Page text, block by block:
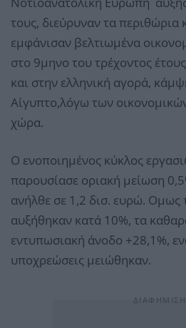
τους, διεύρυναν τα περιθώρια
εμφάνισαν βελτιωμένα
στο 9μηνο του τρέχοντος
και στην ελληνική αγορά,
Αίγυπτο,λόγω των
χώρα.
O ενοποιημένος κύκλος
παρουσίασε οριακή μείωση
ανήλθε σε 1,2 δισ. ευρώ. Ομως
αυξήθηκαν κατά 10%, τα
εντυπωσιακή άνοδο +28,1%,
υποχρεώσεις μειώθηκαν.